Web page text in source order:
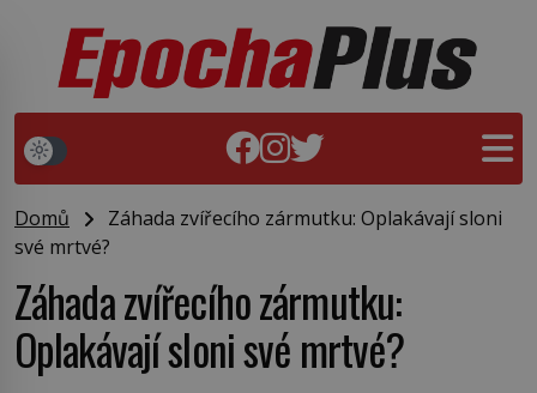
Domů
Záhada zvířecího zármutku: Oplakávají sloni
své mrtvé?
Záhada zvířecího zármutku:
Oplakávají sloni své mrtvé?